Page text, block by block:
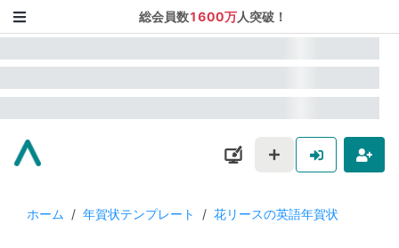
総会員数1600万人突破！
ホーム / 年賀状テンプレート / 花リースの英語年賀状